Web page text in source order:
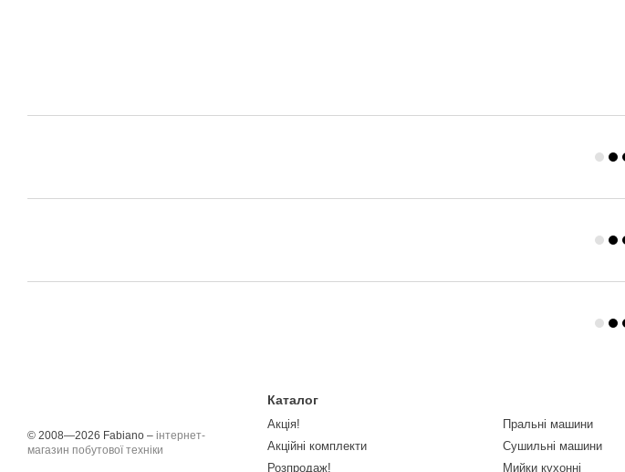
© 2008—2026 Fabiano – інтернет-
магазин побутової техніки
Каталог
Акція!
Акційні комплекти
Розпродаж!
Пральні машини
Сушильні машини
Мийки кухонні